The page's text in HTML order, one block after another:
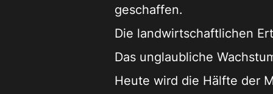
geschaffen.
Die landwirtschaftlichen
Das unglaubliche
Heute wird die Hälfte der